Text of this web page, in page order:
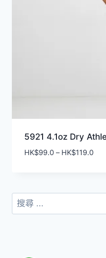
5921 4.1oz Dry
HK$99.0 – HK$119.0價
搜
尋